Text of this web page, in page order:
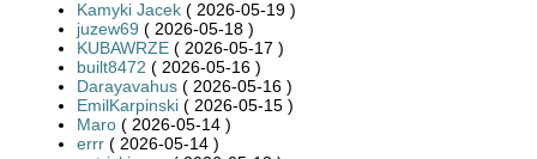
Kamyki Jacek ( 2026-05-19 )
juzew69 ( 2026-05-18 )
KUBAWRZE ( 2026-05-17 )
built8472 ( 2026-05-16 )
Darayavahus ( 2026-05-16 )
EmilKarpinski ( 2026-05-15 )
Maro ( 2026-05-14 )
errr ( 2026-05-14 )